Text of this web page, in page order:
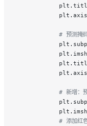
# 预测掩
# 新增：预
# 添加红色